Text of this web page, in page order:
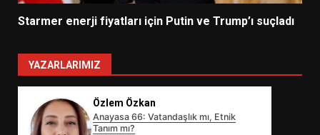
Starmer enerji fiyatları için Putin ve Trump’ı suçladı
YAZARLARIMIZ
Özlem Özkan
Anayasa 66: Vatandaşlık mı, Etnik
Tanım mı?